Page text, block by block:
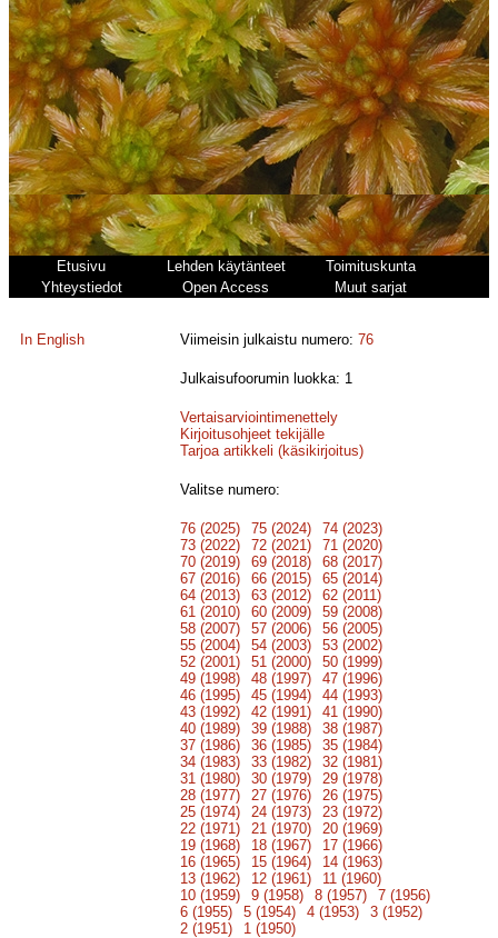
Etusivu Lehden käytänteet
Toimituskunta
Yhteystiedot
Open Access Muut sarjat
In English Viimeisin julkaistu numero:76
Julkaisufoorumin luokka: 1
Vertaisarviointimenettely
Kirjoitusohjeet tekijälle
Tarjoa artikkeli (käsikirjoitus)
Valitse numero:
76 (2025) 75 (2024)
74 (2023)
73 (2022)
72 (2021)
71 (2020)
70 (2019)
69 (2018)
68 (2017)
67 (2016)
66 (2015)
65 (2014)
64 (2013)
63 (2012)
62 (2011)
61 (2010)
60 (2009)
59 (2008)
58 (2007)
57 (2006)
56 (2005)
55 (2004)
54 (2003)
53 (2002)
52 (2001)
51 (2000)
50 (1999)
49 (1998)
48 (1997)
47 (1996)
46 (1995)
45 (1994)
44 (1993)
43 (1992)
42 (1991)
41 (1990)
40 (1989)
39 (1988)
38 (1987)
37 (1986)
36 (1985)
35 (1984)
34 (1983)
33 (1982)
32 (1981)
31 (1980)
30 (1979)
29 (1978)
28 (1977)
27 (1976)
26 (1975)
25 (1974)
24 (1973)
23 (1972)
22 (1971)
21 (1970)
20 (1969)
19 (1968)
18 (1967)
17 (1966)
16 (1965)
15 (1964)
14 (1963)
13 (1962)
12 (1961)
11 (1960)
10 (1959)
9 (1958) 8 (1957)
7 (1956)
6 (1955)
5 (1954) 4 (1953)
3 (1952)
2 (1951)
1 (1950)